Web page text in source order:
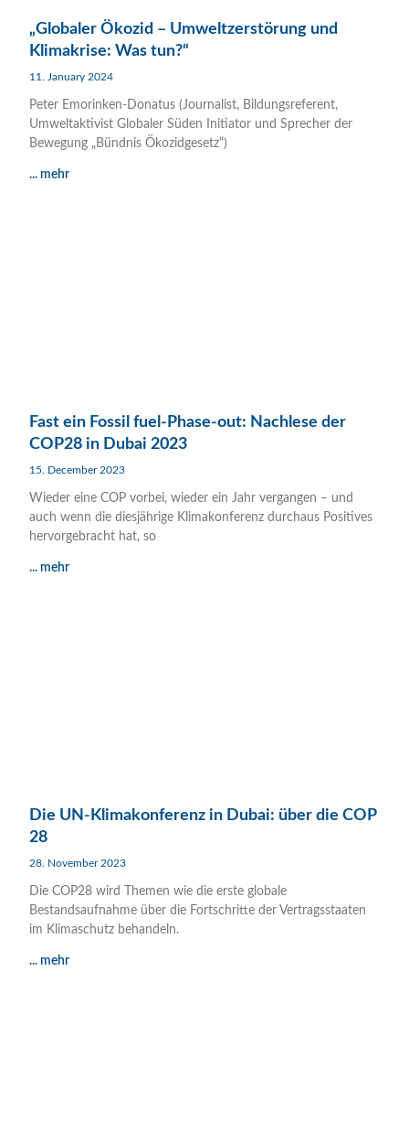
„Globaler Ökozid – Umweltzerstörung und
Klimakrise: Was tun?“
11. January 2024
Peter Emorinken-Donatus (Journalist, Bildungsreferent,
Umweltaktivist Globaler Süden Initiator und Sprecher der
Bewegung „Bündnis Ökozidgesetz“)
... mehr
Fast ein Fossil fuel-Phase-out: Nachlese der
COP28 in Dubai 2023
15. December 2023
Wieder eine COP vorbei, wieder ein Jahr vergangen – und
auch wenn die diesjährige Klimakonferenz durchaus Positives
hervorgebracht hat, so
... mehr
Die UN-Klimakonferenz in Dubai: über die COP
28
28. November 2023
Die COP28 wird Themen wie die erste globale
Bestandsaufnahme über die Fortschritte der Vertragsstaaten
im Klimaschutz behandeln.
... mehr